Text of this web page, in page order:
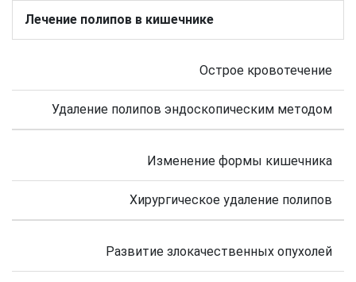
Лечение полипов в кишечнике
Острое кровотечение
Удаление полипов эндоскопическим методом
Изменение формы кишечника
Хирургическое удаление полипов
Развитие злокачественных опухолей